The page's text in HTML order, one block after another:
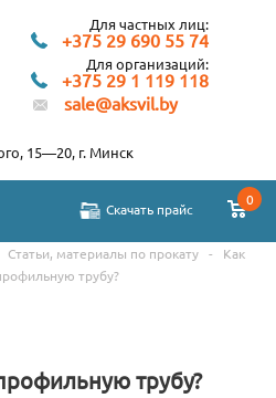
Для частных лиц:
+375 29 690 55 74
Для организаций:
+375 29 1 119 118
sale@aksvil.by
Скачать прайс
0
15—20, г. Минск
Статьи, материалы по прокату -
Как
трубу?
трубу?